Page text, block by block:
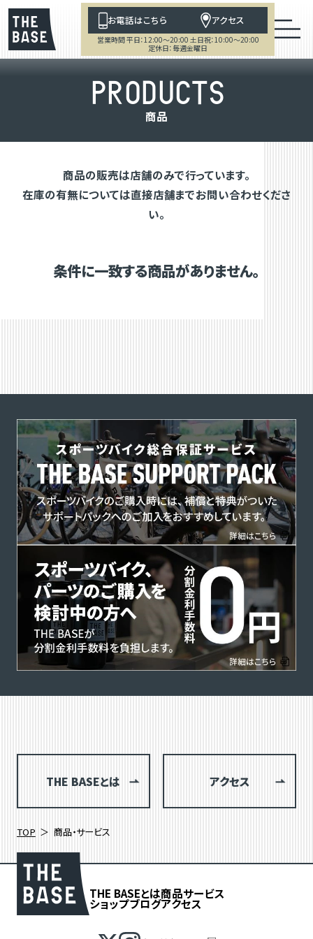
お電話はこちら アクセス
営業時間 平日：12:00～20:00 土日祝：10:00～20:00
定休日：毎週金曜日
PRODUCTS
商品
商品の販売は店舗のみで行っています。
在庫の有無については直接店舗までお問い合わせくださ
い。
条件に一致する商品がありません。
THE BASEとは アクセス
TOP 商品・サービス
THE BASEとは商品サービス
ショップブログアクセス